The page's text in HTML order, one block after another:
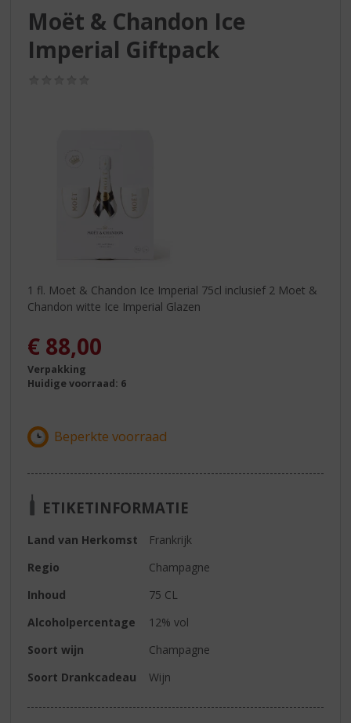
Moët & Chandon Ice
Imperial Giftpack
1 fl. Moet & Chandon Ice Imperial 75cl inclusief 2 Moet &
Chandon witte Ice Imperial Glazen
€ 88,00
Verpakking
Huidige voorraad: 6
ETIKETINFORMATIE
Land van Herkomst
Frankrijk
Regio
Champagne
Inhoud
75 CL
Alcoholpercentage
12% vol
Soort wijn
Champagne
Soort Drankcadeau
Wijn